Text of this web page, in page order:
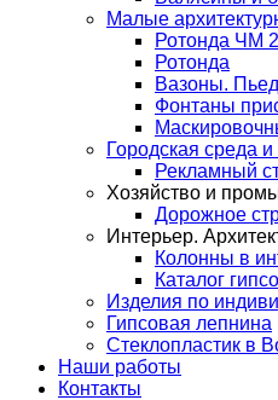
Малые
Ротонда ЧМ
Ротонда
Вазоны.
Фонтаны
Городская среда и
Рекламный
Хозяйство и
Дорожное
Интерьер.
Колонны в
Каталог
Изделия по
Гипсовая лепнина
Стеклопластик в
Наши работы
Контакты